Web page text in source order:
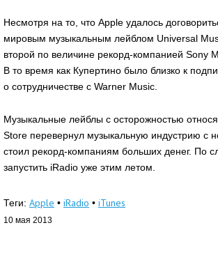
Несмотря на то, что Apple удалось
мировым музыкальным лейблом Universal
второй по величине рекорд-компанией Sony
В то время как Купертино было близко к
о сотрудничестве с Warner Music.
Музыкальные лейблы с осторожностью
Store перевернул музыкальную индустрию с
стоил рекорд-компаниям больших денег. По
запустить iRadio уже этим летом.
Теги: Apple • iRadio • iTunes
10 мая 2013